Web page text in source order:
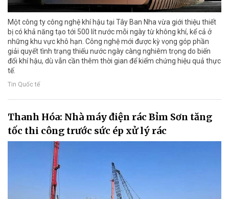
Một công ty công nghệ khí hậu tại Tây Ban Nha vừa giới thiệu thiết
bị có khả năng tạo tới 500 lít nước mỗi ngày từ không khí, kể cả ở
những khu vực khô hạn. Công nghệ mới được kỳ vọng góp phần
giải quyết tình trạng thiếu nước ngày càng nghiêm trọng do biến
đổi khí hậu, dù vẫn cần thêm thời gian để kiểm chứng hiệu quả thực
tế.
Tin Quốc tế
Thanh Hóa: Nhà máy điện rác Bỉm Sơn tăng
tốc thi công trước sức ép xử lý rác